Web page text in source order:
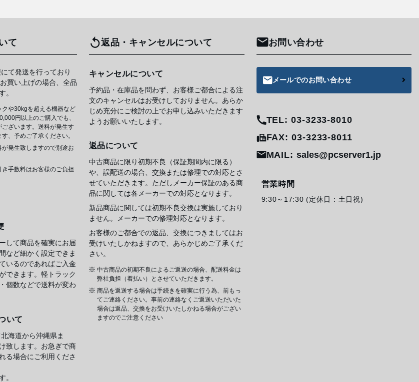
て
て発送を行っており
買い上げの場合、全品
。
や30kgを超える機器など
円以上のご購入でも、
ざいます。送料が発生す
、予めご了承ください。
発生致しますので別途お
手数料はお客様のご負担
して商品を確実にお届
など細かく設定できま
いるのであればご入金
できます。軽トラック
個数などで送料が変わ
いて
海道から沖縄県ま
致します。お急ぎで商
る場合にご利用くださ
。
返品・キャンセルについて
キャンセルについて
予約品・在庫品を問わず、お客様ご都合による注
文のキャンセルはお受けしておりません。あらか
じめ充分にご検討の上でお申し込みいただきます
ようお願いいたします。
返品について
中古商品に限り初期不良（保証期間内に限る）
や、誤配送の場合、交換または修理での対応とさ
せていただきます。ただしメーカー保証のある商
品に関しては各メーカーでの対応となります。
新品商品に関しては初期不良交換は実施しており
ません。メーカーでの修理対応となります。
お客様のご都合での返品、交換につきましてはお
受けいたしかねますので、あらかじめご了承くだ
さい。
中古商品の初期不良によるご返送の場合、配送料金は
弊社負担（着払い）とさせていただきます。
商品を返送する場合は手続きを確実に行う為、前もっ
てご連絡ください。事前の連絡なくご返送いただいた
場合は返品、交換をお受けいたしかねる場合がござい
ますのでご注意ください
お問い合わせ
メールでのお問い合わせ
TEL: 03-3233-8010
FAX: 03-3233-8011
MAIL: sales@pcserver1.jp
営業時間
9:30～17:30 (定休日：土日祝)